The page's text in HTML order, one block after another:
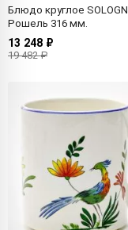
Блюдо круглое
Рошель 316 мм.
13 248 ₽
19 482 ₽